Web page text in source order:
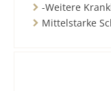
-Weitere
Mittelstarke